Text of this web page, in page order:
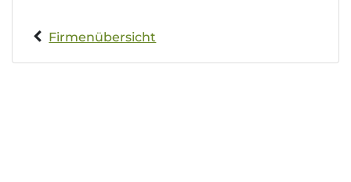
Firmenübersicht